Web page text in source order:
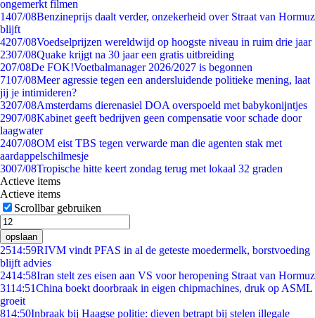
ongemerkt filmen
1407/08Benzineprijs daalt verder, onzekerheid over Straat van Hormuz
blijft
4207/08Voedselprijzen wereldwijd op hoogste niveau in ruim drie jaar
2307/08Quake krijgt na 30 jaar een gratis uitbreiding
207/08De FOK!Voetbalmanager 2026/2027 is begonnen
7107/08Meer agressie tegen een andersluidende politieke mening, laat
jij je intimideren?
3207/08Amsterdams dierenasiel DOA overspoeld met babykonijntjes
2907/08Kabinet geeft bedrijven geen compensatie voor schade door
laagwater
2407/08OM eist TBS tegen verwarde man die agenten stak met
aardappelschilmesje
3007/08Tropische hitte keert zondag terug met lokaal 32 graden
Actieve items
Actieve items
Scrollbar gebruiken
opslaan
2514:59RIVM vindt PFAS in al de geteste moedermelk, borstvoeding
blijft advies
2414:58Iran stelt zes eisen aan VS voor heropening Straat van Hormuz
3114:51China boekt doorbraak in eigen chipmachines, druk op ASML
groeit
814:50Inbraak bij Haagse politie: dieven betrapt bij stelen illegale